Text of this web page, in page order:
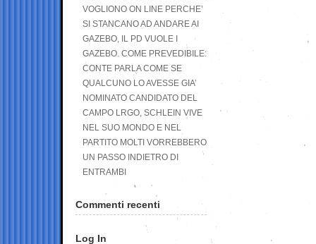
VOGLIONO ON LINE PERCHE’
SI STANCANO AD ANDARE AI
GAZEBO, IL PD VUOLE I
GAZEBO. COME PREVEDIBILE:
CONTE PARLA COME SE
QUALCUNO LO AVESSE GIA’
NOMINATO CANDIDATO DEL
CAMPO LRGO, SCHLEIN VIVE
NEL SUO MONDO E NEL
PARTITO MOLTI VORREBBERO
UN PASSO INDIETRO DI
ENTRAMBI
Commenti recenti
Log In